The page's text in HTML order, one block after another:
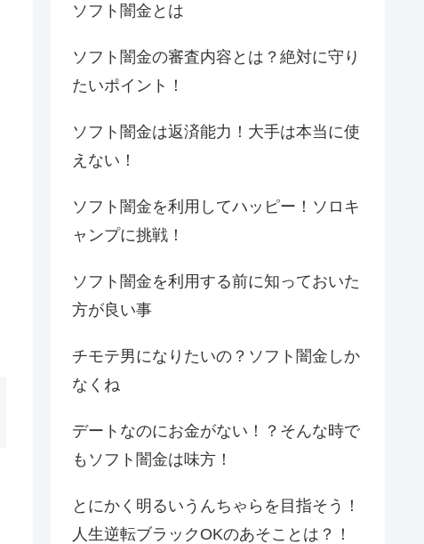
ソフト闇金とは
ソフト闇金の審査内容とは？絶対に守り
たいポイント！
ソフト闇金は返済能力！大手は本当に使
えない！
ソフト闇金を利用してハッピー！ソロキ
ャンプに挑戦！
ソフト闇金を利用する前に知っておいた
方が良い事
チモテ男になりたいの？ソフト闇金しか
なくね
デートなのにお金がない！？そんな時で
もソフト闇金は味方！
とにかく明るいうんちゃらを目指そう！
人生逆転ブラックOKのあそことは？！